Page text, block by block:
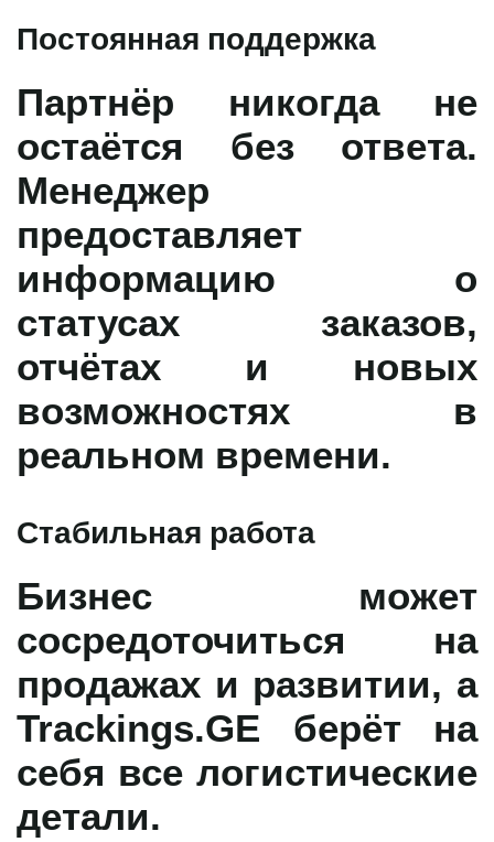
Постоянная поддержка
Партнёр никогда не
остаётся без ответа.
Менеджер
предоставляет
информацию о
статусах заказов,
отчётах и новых
возможностях в
реальном времени.
Стабильная работа
Бизнес может
сосредоточиться на
продажах и развитии, а
Trackings.GE берёт на
себя все логистические
детали.